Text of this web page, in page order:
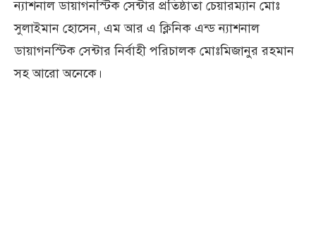
ন্যাশনাল ডায়াগনস্টিক সেন্টার প্রতিষ্ঠাতা চেয়ারম্যান মোঃ
সুলাইমান হোসেন, এম আর এ ক্লিনিক এন্ড ন্যাশনাল
ডায়াগনস্টিক সেন্টার নির্বাহী পরিচালক মোঃমিজানুর রহমান
সহ আরো অনেকে।